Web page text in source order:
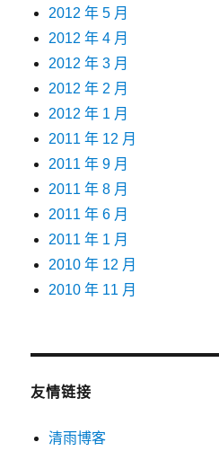
2012 年 5 月
2012 年 4 月
2012 年 3 月
2012 年 2 月
2012 年 1 月
2011 年 12 月
2011 年 9 月
2011 年 8 月
2011 年 6 月
2011 年 1 月
2010 年 12 月
2010 年 11 月
友情链接
清雨博客